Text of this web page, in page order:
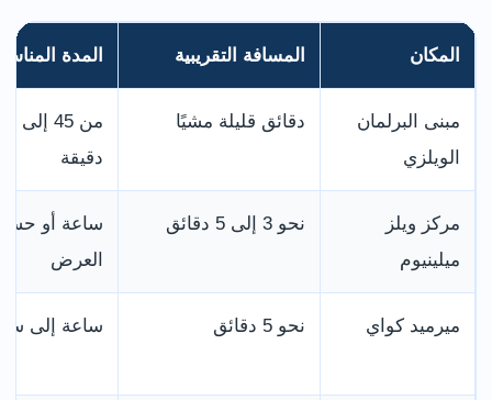
المكان المسافة التقريبية المدة
مبنى البرلمان
الويلزي
دقائق قليلة مشيًا
دقيقة
مركز ويلز
ميلينيوم
نحو 3 إلى 5 دقائق
ساعة أو
العرض
ميرميد كواي نحو 5 دقائق ساعة إلى